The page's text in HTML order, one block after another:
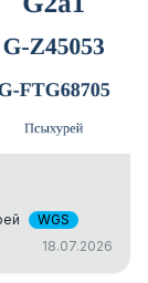
WGS
18.07.2026